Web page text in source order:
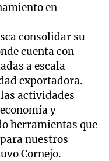
en
consolidar su
cuenta con
a escala
exportadora.
actividades
y
herramientas que
nuestros
Cornejo.